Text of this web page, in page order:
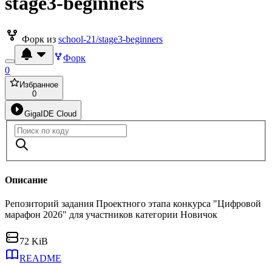
Форк из school-21/stage3-beginners
Форк
0
Избранное
0
GigaIDE Cloud
Описание
Репозиторий задания Проектного этапа конкурса "Цифровой
марафон 2026" для участников категории Новичок
72 KiB
README